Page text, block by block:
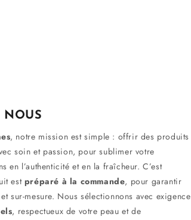
NOUS
, notre mission est simple : offrir des produits
soin et passion, pour sublimer votre
en l’authenticité et en la fraîcheur. C’est
est préparé à la commande, pour garantir
sur-mesure. Nous sélectionnons avec exigence
, respectueux de votre peau et de